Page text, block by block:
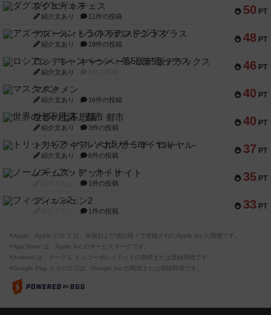
50 PT
ダグエイトチェス
紹介文あり 11件の投稿
48 PT
アズール：シントラのステンドグラス
紹介文あり 18件の投稿
46 PT
ロシアン・キャンペーン：第5版デラックス
紹介文あり
40 PT
マスクメン
紹介文あり 16件の投稿
40 PT
世界の七不思議：都市
紹介文あり 3件の投稿
37 PT
トリックギア - ペルソナ5 ザ・ロイヤル-
紹介文あり 6件の投稿
35 PT
ノームズ・アット・ナイト
1件の投稿
33 PT
フィッシェン2
1件の投稿
※Apple、Apple のロゴ は、米国および他の国々で登録されたApple Inc.の商標です。
※App Store は、Apple Inc.のサービスマークです。
※Android は、グーグル インコーポレイテッドの商標または登録商標です。
※Google Play とそのロゴは、Google Inc.の商標または登録商標です。